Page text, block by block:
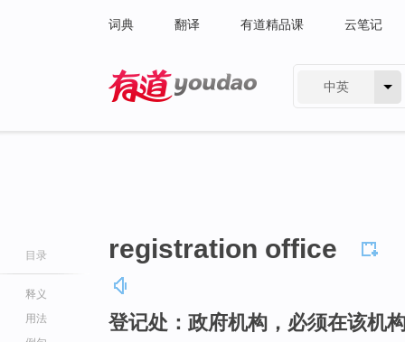
词典 翻译 有道精品课 云笔记
中英
目录
释义
用法
registration office
登记处：政府机构，必须在该机